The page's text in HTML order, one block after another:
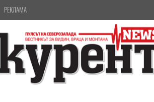
РЕКЛАМА